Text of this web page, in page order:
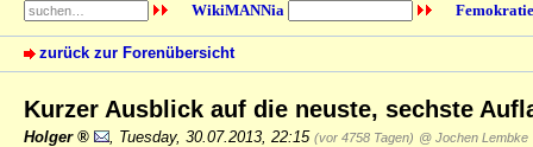
WikiMANNia
zurück zur Forenübersicht
Kurzer Ausblick auf die neuste, sechste
Holger Tuesday, 30.07.2013, 22:15 (vor 4758 Tagen) @ Jochen Lembke